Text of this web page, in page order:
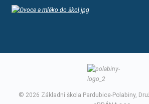
© 2026 Základní škola Pardubice-Polabiny,